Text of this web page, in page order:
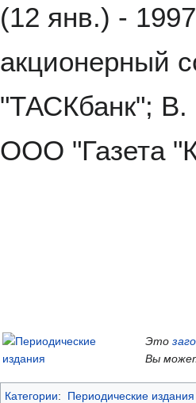
(12 янв.) -
акционерный
"ТАСКбанк";
ООО "Газета
Это
Вы
Категории:
Периодические